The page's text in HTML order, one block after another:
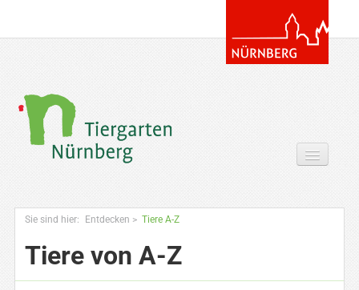
Entdecken
Sie sind hier: Entdecken > Tiere A-Z
Tiere von A-Z